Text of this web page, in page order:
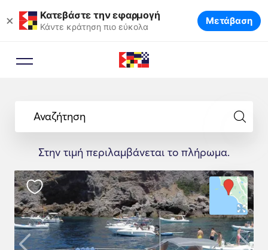
× Κατεβάστε την εφαρμογή
Κάντε κράτηση πιο εύκολα Μετάβαση
Αναζήτηση
Στην τιμή περιλαμβάνεται το πλήρωμα.